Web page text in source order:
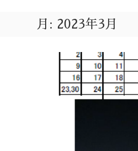
月: 2023年3月